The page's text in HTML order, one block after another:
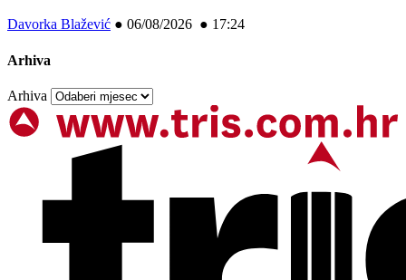
Davorka Blažević ● 06/08/2026 ● 17:24
Arhiva
Arhiva